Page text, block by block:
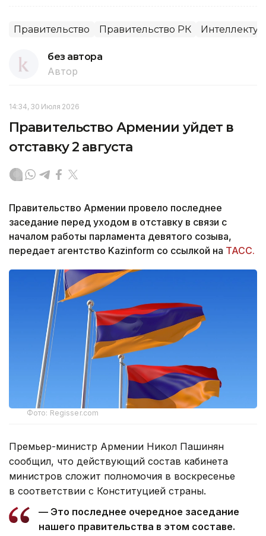
Правительство Правительство РК
без автора
Автор
14:34, 30 Июля 2026
Правительство Армении уйдет в
отставку 2 августа
Правительство Армении провело последнее
заседание перед уходом в отставку в связи с
началом работы парламента девятого созыва,
передает агентство Kazinform со ссылкой на ТАСС.
Фото: Regisser.com
Премьер-министр Армении Никол Пашинян
сообщил, что действующий состав кабинета
министров сложит полномочия в воскресенье
в соответствии с Конституцией страны.
— Это последнее очередное заседание
нашего правительства в этом составе.